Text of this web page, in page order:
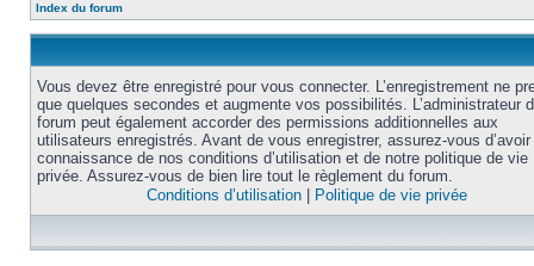
Index du forum
Vous devez être enregistré pour vous connecter. L’enregistrement ne
que quelques secondes et augmente vos possibilités. L’administrateur
forum peut également accorder des permissions additionnelles aux
utilisateurs enregistrés. Avant de vous enregistrer, assurez-vous
connaissance de nos conditions d’utilisation et de notre politique de vie
privée. Assurez-vous de bien lire tout le règlement du forum.
Conditions d’utilisation
Politique de vie privée